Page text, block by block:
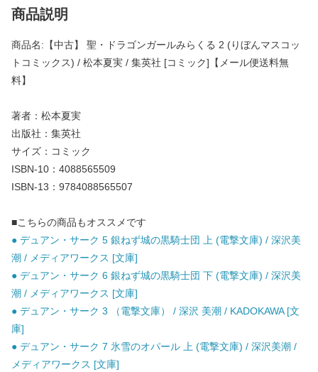
商品説明
商品名:【中古】 聖・ドラゴンガールみらくる 2 (りぼんマスコッ
トコミックス) / 松本夏実 / 集英社 [コミック]【メール便送料無
料】
著者：松本夏実
出版社：集英社
サイズ：コミック
ISBN-10：4088565509
ISBN-13：9784088565507
■こちらの商品もオススメです
● デュアン・サーク 5 銀ねず城の黒騎士団 上 (電撃文庫) / 深沢美
潮 / メディアワークス [文庫]
● デュアン・サーク 6 銀ねず城の黒騎士団 下 (電撃文庫) / 深沢美
潮 / メディアワークス [文庫]
● デュアン・サーク 3 （電撃文庫） / 深沢 美潮 / KADOKAWA [文
庫]
● デュアン・サーク 7 氷雪のオパール 上 (電撃文庫) / 深沢美潮 /
メディアワークス [文庫]